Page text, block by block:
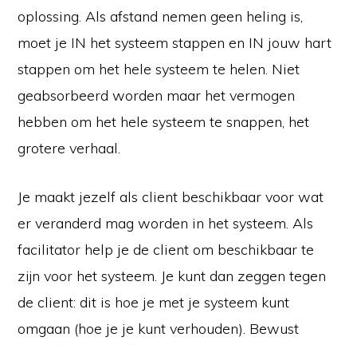
oplossing. Als afstand nemen geen heling is,
moet je IN het systeem stappen en IN jouw hart
stappen om het hele systeem te helen. Niet
geabsorbeerd worden maar het vermogen
hebben om het hele systeem te snappen, het
grotere verhaal.
Je maakt jezelf als client beschikbaar voor wat
er veranderd mag worden in het systeem. Als
facilitator help je de client om beschikbaar te
zijn voor het systeem. Je kunt dan zeggen tegen
de client: dit is hoe je met je systeem kunt
omgaan (hoe je je kunt verhouden). Bewust